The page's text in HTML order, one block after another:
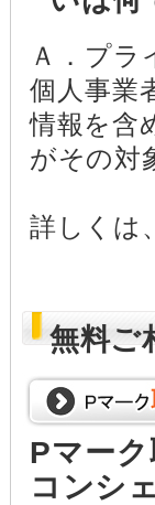
Ａ．プ
個人事業
情報を含
がその対
詳しくは、
無料ご
Pマー
コンシ